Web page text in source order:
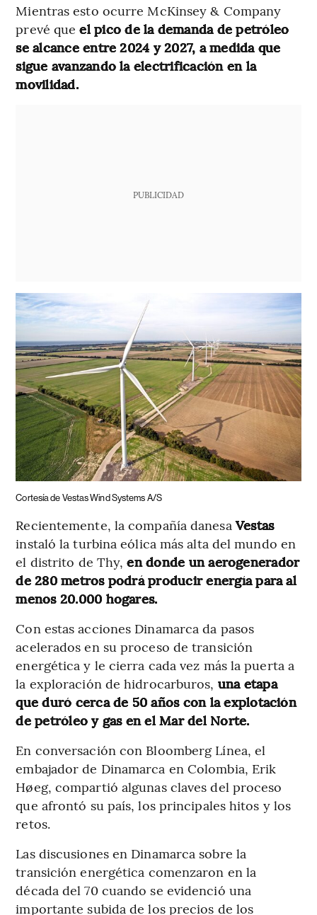
Mientras esto ocurre McKinsey & Company
prevé queel pico de la demanda de petróleo
se alcance entre 2024 y 2027, a medida que
sigue avanzando la electrificación en la
movilidad.
PUBLICIDAD
Cortesía de Vestas Wind Systems A/S
Recientemente, la compañía danesaVestas
instaló la turbina eólica más alta del mundo en
el distrito de Thy,en donde un aerogenerador
de 280 metros podrá producir energía para al
menos 20.000 hogares.
Con estas acciones Dinamarca da pasos
acelerados en su proceso de transición
energética y le cierra cada vez más la puerta a
la exploración de hidrocarburos, una etapa
que duró cerca de 50 años con la explotación
de petróleo y gas en el Mar del Norte.
En conversación con Bloomberg Línea, el
embajador de Dinamarca en Colombia, Erik
Høeg, compartió algunas claves del proceso
que afrontó su país, los principales hitos y los
retos.
Las discusiones en Dinamarca sobre la
transición energética comenzaron en la
década del 70 cuando se evidenció una
importante subida de los precios de los